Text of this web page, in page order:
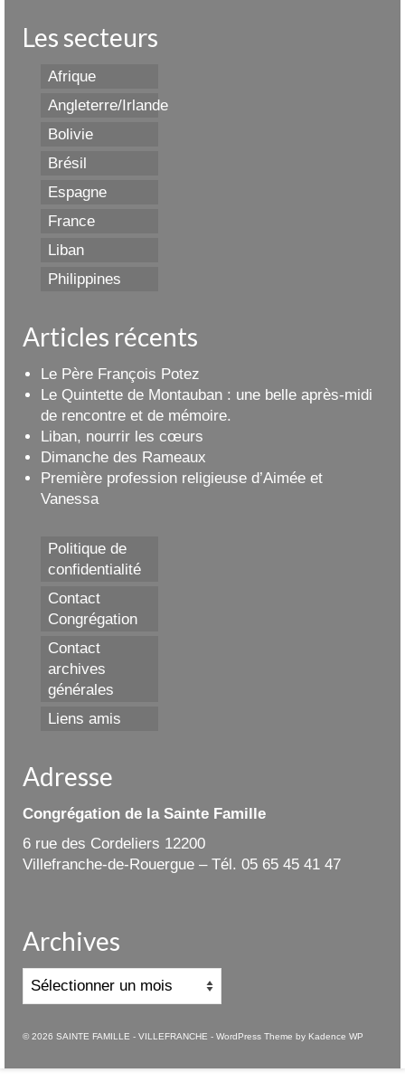
Les secteurs
Afrique
Angleterre/Irlande
Bolivie
Brésil
Espagne
France
Liban
Philippines
Articles récents
Le Père François Potez
Le Quintette de Montauban : une belle après-midi
de rencontre et de mémoire.
Liban, nourrir les cœurs
Dimanche des Rameaux
Première profession religieuse d’Aimée et
Vanessa
Politique de
confidentialité
Contact
Congrégation
Contact
archives
générales
Liens amis
Adresse
Congrégation de la Sainte Famille
6 rue des Cordeliers 12200
Villefranche-de-Rouergue – Tél. 05 65 45 41 47
Archives
Archives
© 2026 SAINTE FAMILLE - VILLEFRANCHE - WordPress Theme by Kadence WP